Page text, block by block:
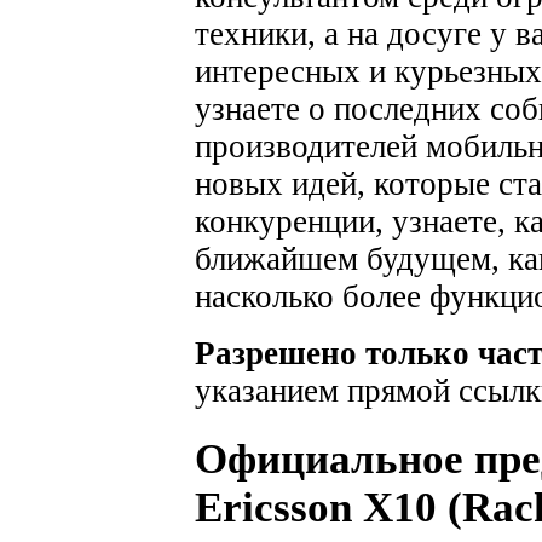
техники, а на досуге у
интересных и
узнаете о последних
производителей
новых идей, которые
конкуренции, узнаете,
ближайшем будущем,
насколько более
Разрешено только
указанием прямой
Официальное
Ericsson X10